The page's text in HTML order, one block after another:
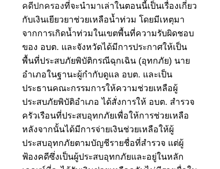
คดีปกครองที่จะนำมาเล่าในตอนนี้เป็นเรื่องเกี่ยว
กับเงินเยียวยาช่วยเหลือน้ำท่วม โดยมีเหตุมา
จากการเกิดน้ำท่วมในเขตพื้นที่ความรับผิดชอบ
ของ อบต. และจังหวัดได้มีการประกาศให้เป็น
พื้นที่ประสบภัยพิบัติกรณีฉุกเฉิน (อุทกภัย) นาย
อำเภอในฐานะผู้กำกับดูแล อบต. และเป็น
ประธานคณะกรรมการให้ความช่วยเหลือผู้
ประสบภัยพิบัติอำเภอ ได้สั่งการให้ อบต. สำรวจ
ครัวเรือนที่ประสบอุทกภัยเพื่อให้การช่วยเหลือ
หลังจากนั้นได้มีการจ่ายเงินช่วยเหลือให้ผู้
ประสบอุทกภัยตามบัญชีรายชื่อที่สำรวจ แต่ผู้
ฟ้องคดีซึ่งเป็นผู้ประสบอุทกภัยและอยู่ในหลัก